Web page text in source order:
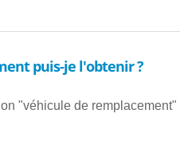
puis-je l'obtenir ?
"véhicule de